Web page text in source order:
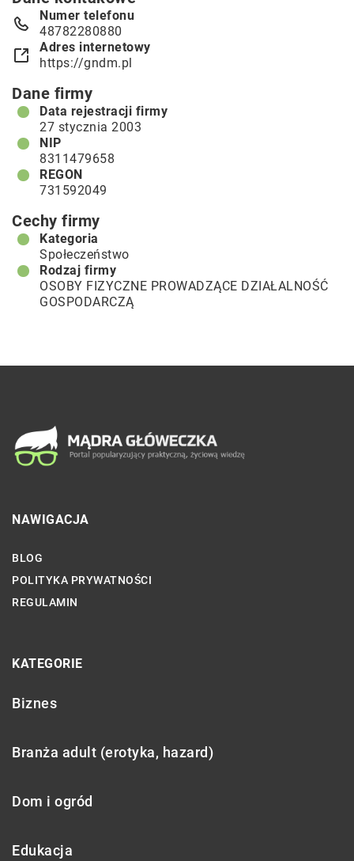
Numer telefonu
48782280880
Adres internetowy
https://gndm.pl
Dane firmy
Data rejestracji firmy
27 stycznia 2003
NIP
8311479658
REGON
731592049
Cechy firmy
Kategoria
Społeczeństwo
Rodzaj firmy
OSOBY FIZYCZNE PROWADZĄCE DZIAŁALNOŚĆ
GOSPODARCZĄ
NAWIGACJA
BLOG
POLITYKA PRYWATNOŚCI
REGULAMIN
KATEGORIE
Biznes
Branża adult (erotyka, hazard)
Dom i ogród
Edukacja